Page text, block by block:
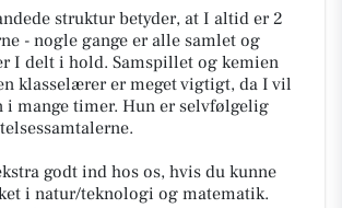
struktur betyder, at I altid er 2
- nogle gange er alle samlet og
I delt i hold. Samspillet og kemien
klasselærer er meget vigtigt, da I vil
i mange timer. Hun er selvfølgelig
godt ind hos os, hvis du kunne
i natur/teknologi og matematik.